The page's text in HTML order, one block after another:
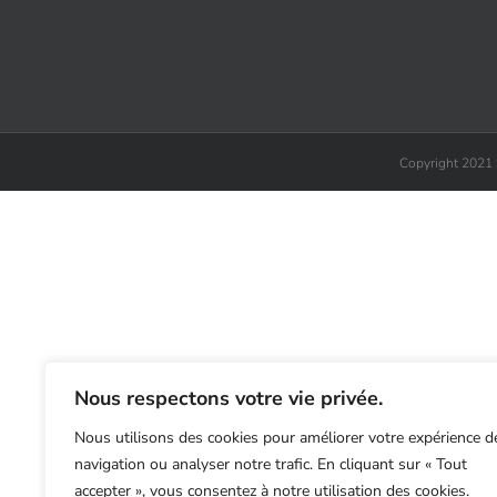
Nous respectons votre vie privée.
Nous utilisons des cookies pour améliorer votre expérience
navigation ou analyser notre trafic. En cliquant sur « Tout
accepter », vous consentez à notre utilisation des cookies.
Copyright 2021